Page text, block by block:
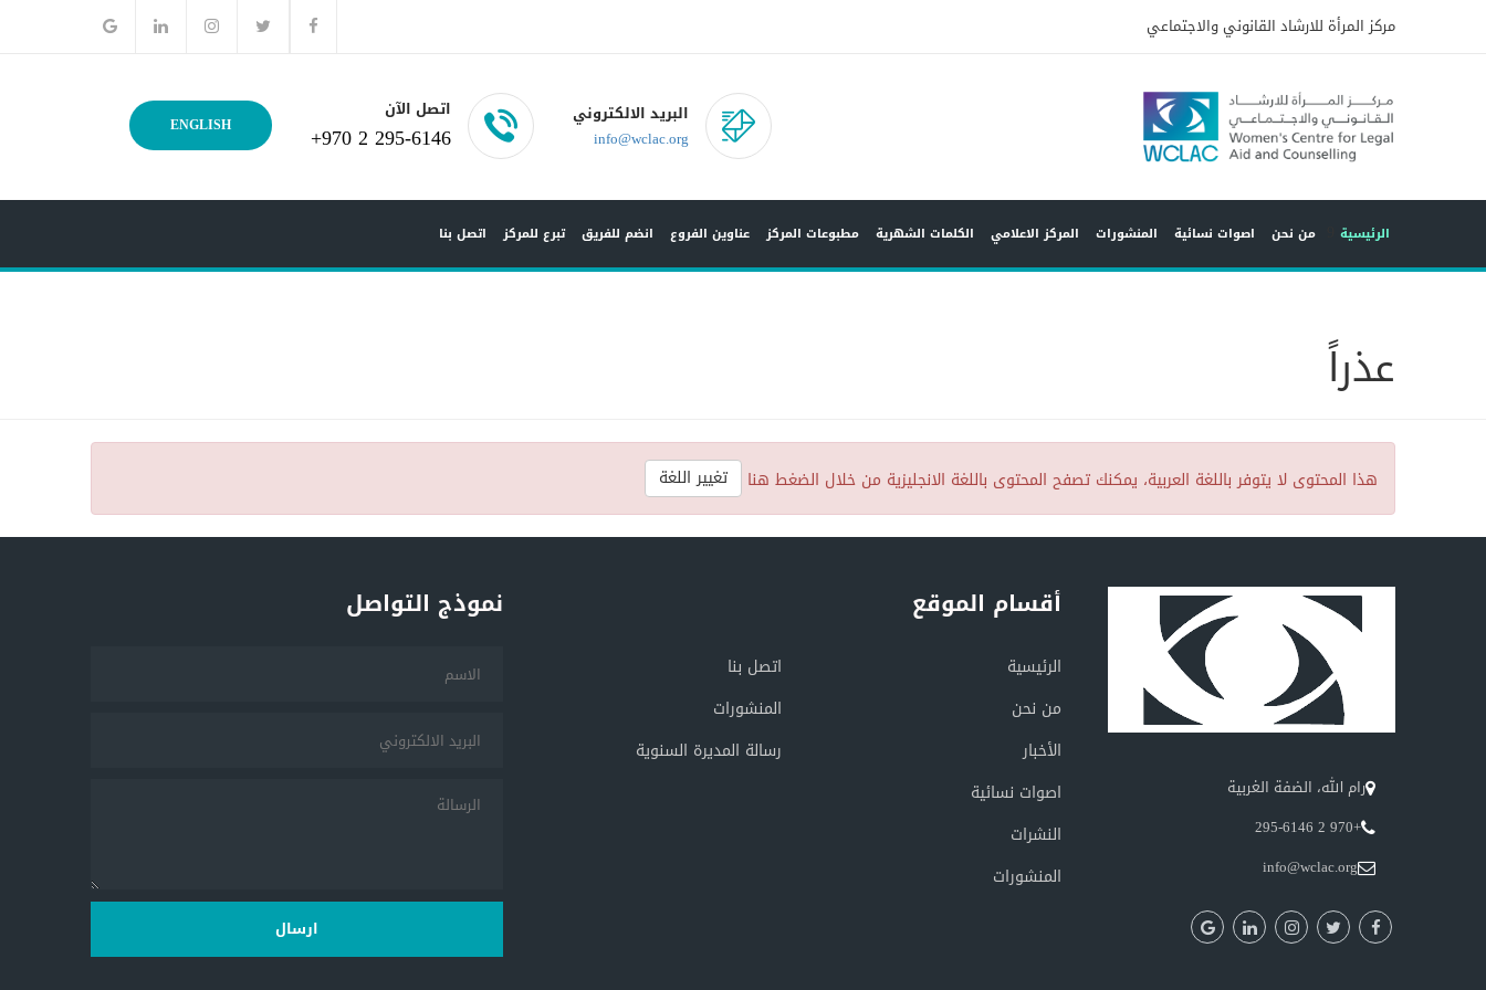
مركز المرأة للارشاد القانوني والاجتماعي
البريد الالكتروني
info@wclac.org
اتصل الآن
+970 2 295-6146
ENGLISH
الرئيسية من نحن اصوات نسائية المنشورات المركز الاعلامي الكلمات الشهرية مطبوعات المركز عناوين الفروع انضم للفريق تبرع للمركز اتصل بنا
عذراً
هذا المحتوى لا يتوفر باللغة العربية، يمكنك تصفح المحتوى باللغة الانجليزية من خلال الضغط هنا تغيير اللغة
رام الله، الضفة الغربية
+970 2 295-6146
info@wclac.org
أقسام الموقع
الرئيسية
من نحن
الأخبار
اصوات نسائية
النشرات
المنشورات
اتصل بنا
المنشورات
رسالة المديرة السنوية
نموذج التواصل
ارسال